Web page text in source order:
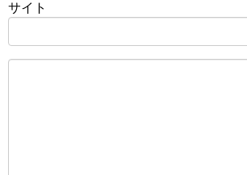
サイト